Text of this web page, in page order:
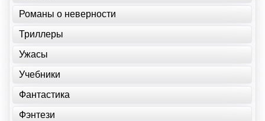
Романы о неверности
Триллеры
Ужасы
Учебники
Фантастика
Фэнтези